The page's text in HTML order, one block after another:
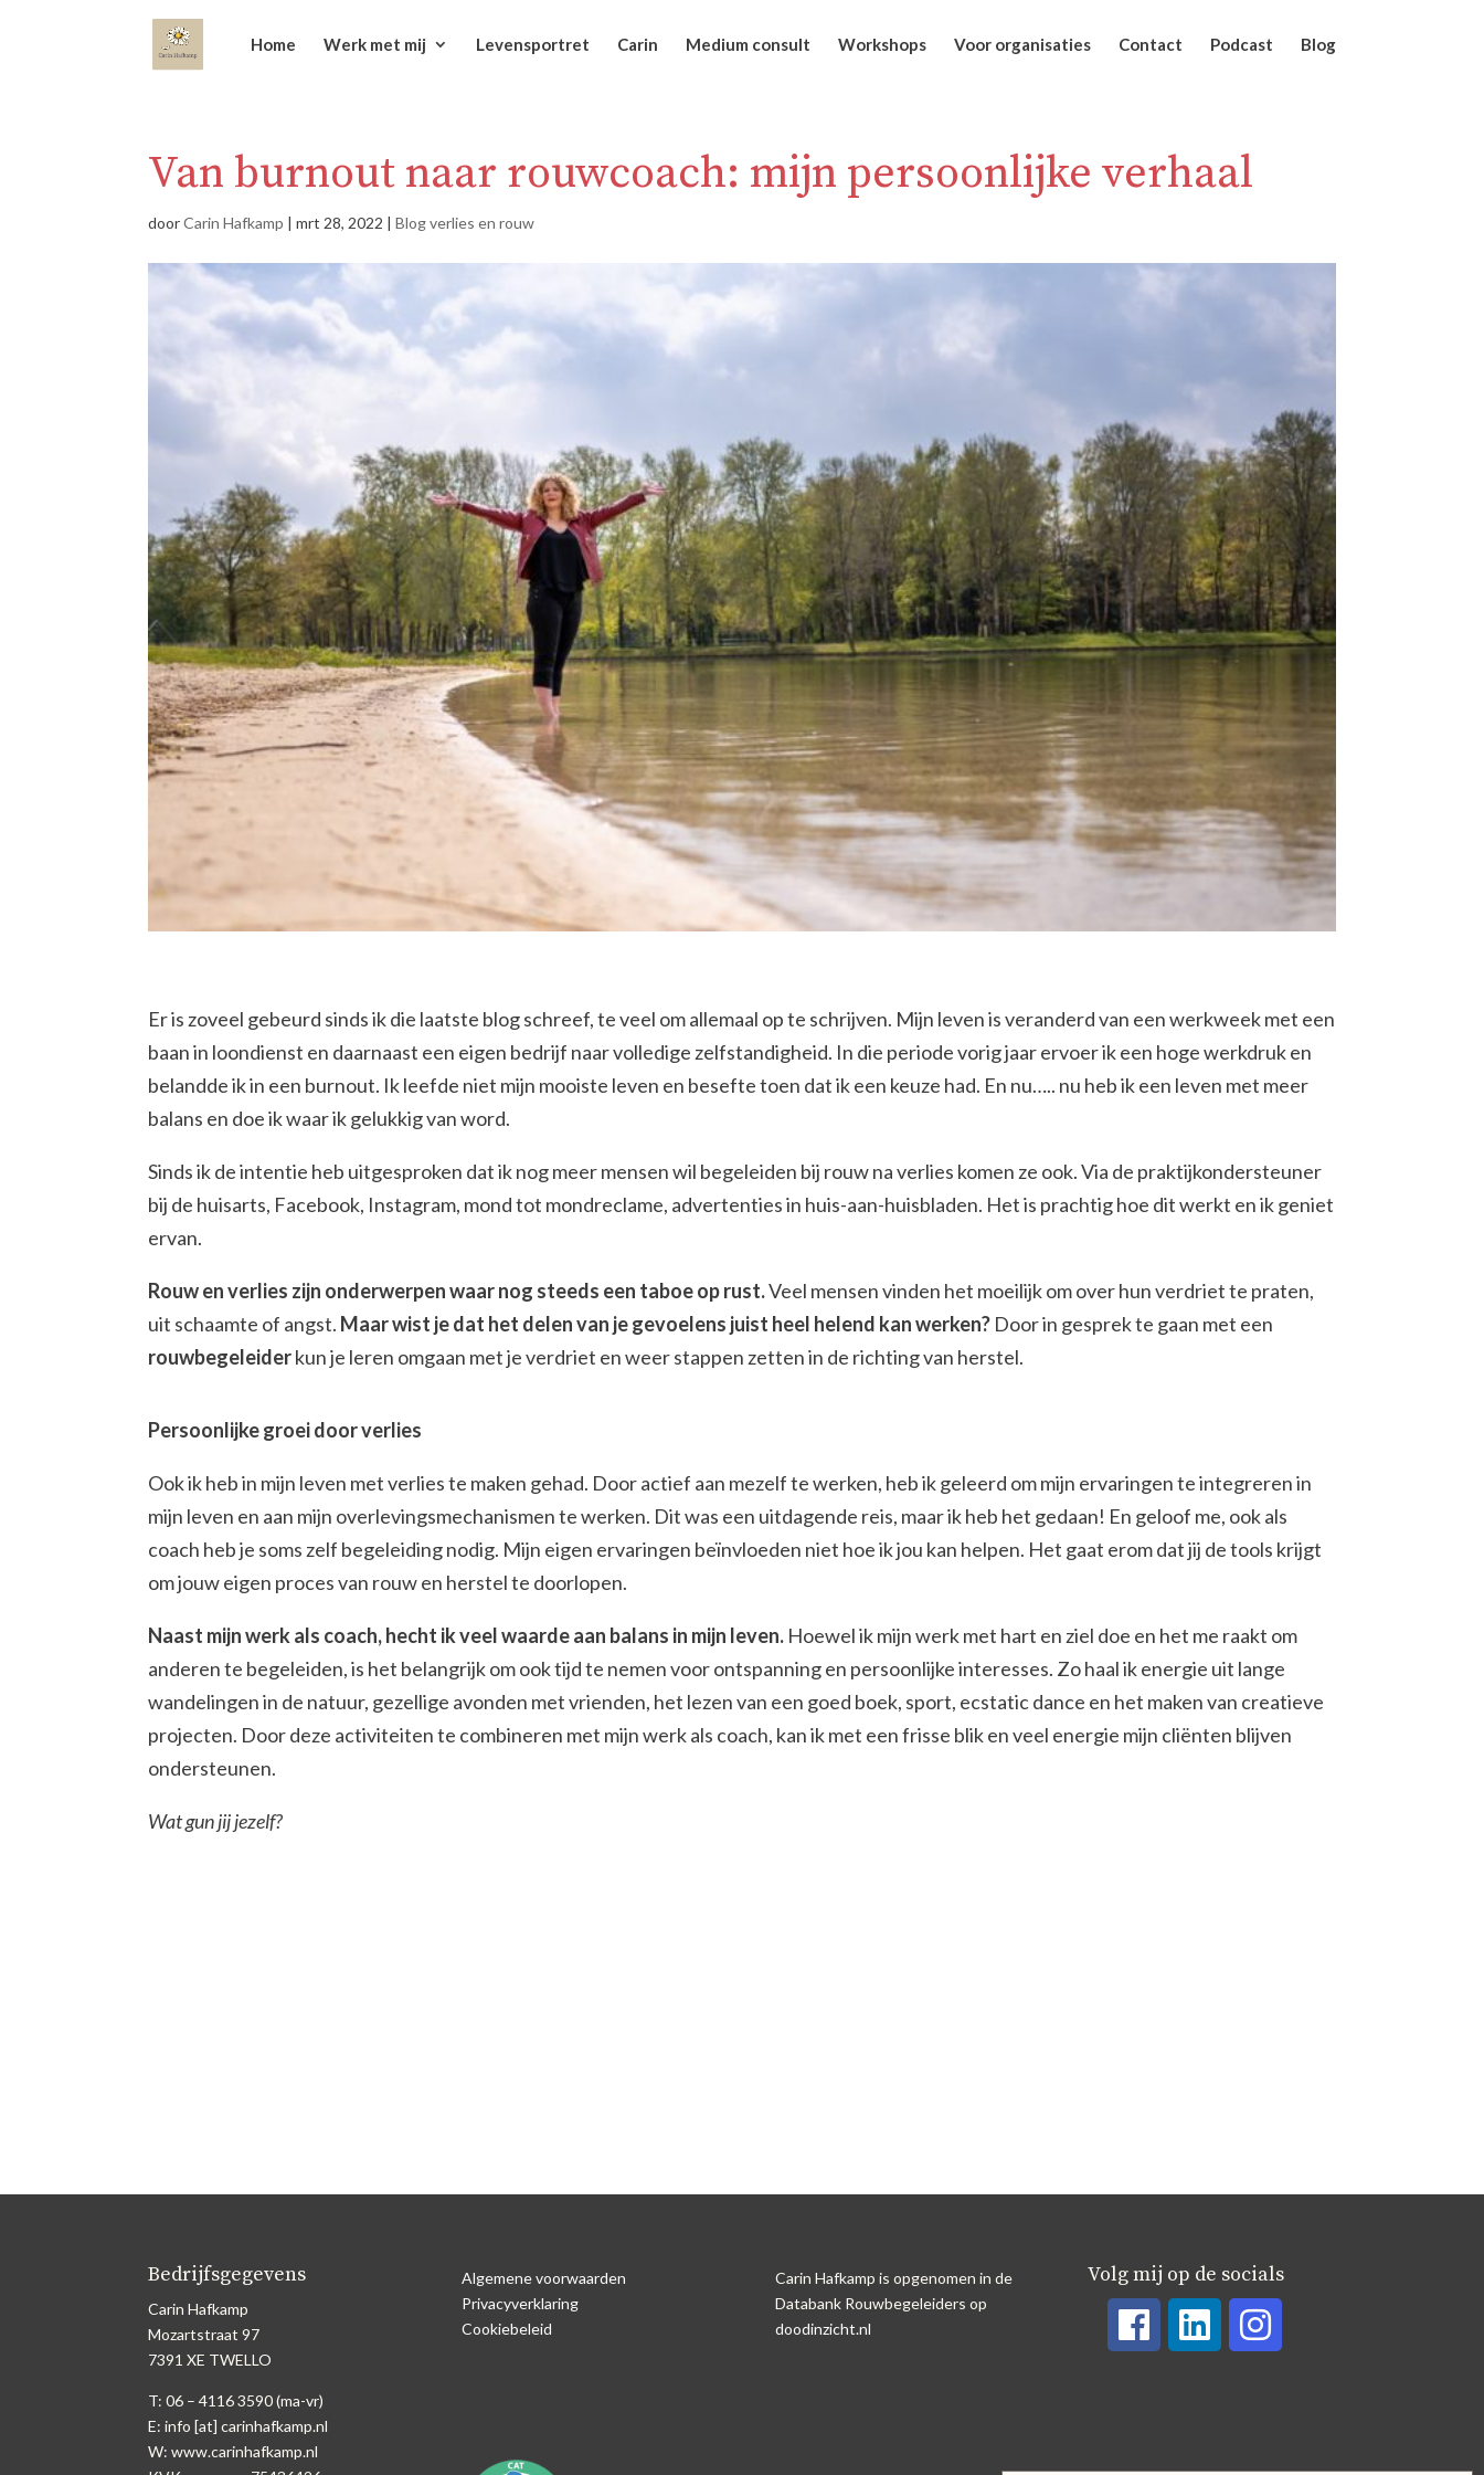
Home Werk met mij Levensportret Carin Medium consult Workshops Voor organisaties Contact Podcast Blog
Van burnout naar rouwcoach: mijn persoonlijke verhaal
doorCarin Hafkamp |mrt 28, 2022 |Blog verlies en rouw
Er is zoveel gebeurd sinds ik die laatste blog schreef, te veel om allemaal op te schrijven. Mijn leven is veranderd van een werkweek met een
baan in loondienst en daarnaast een eigen bedrijf naar volledige zelfstandigheid. In die periode vorig jaar ervoer ik een hoge werkdruk en
belandde ik in een burnout. Ik leefde niet mijn mooiste leven en besefte toen dat ik een keuze had. En nu….. nu heb ik een leven met meer
balans en doe ik waar ik gelukkig van word.
Sinds ik de intentie heb uitgesproken dat ik nog meer mensen wil begeleiden bij rouw na verlies komen ze ook. Via de praktijkondersteuner
bij de huisarts, Facebook, Instagram, mond tot mondreclame, advertenties in huis-aan-huisbladen. Het is prachtig hoe dit werkt en ik geniet
ervan.
Rouw en verlies zijn onderwerpen waar nog steeds een taboe op rust.Veel mensen vinden het moeilijk om over hun verdriet te praten,
uit schaamte of angst. Maar wist je dat het delen van je gevoelens juist heel helend kan werken? Door in gesprek te gaan met een
rouwbegeleiderkun je leren omgaan met je verdriet en weer stappen zetten in de richting van herstel.
Persoonlijke groei door verlies
Ook ik heb in mijn leven met verlies te maken gehad. Door actief aan mezelf te werken, heb ik geleerd om mijn ervaringen te integreren in
mijn leven en aan mijn overlevingsmechanismen te werken. Dit was een uitdagende reis, maar ik heb het gedaan! En geloof me, ook als
coach heb je soms zelf begeleiding nodig. Mijn eigen ervaringen beïnvloeden niet hoe ik jou kan helpen. Het gaat erom dat jij de tools krijgt
om jouw eigen proces van rouw en herstel te doorlopen.
Naast mijn werk als coach, hecht ik veel waarde aan balans in mijn leven. Hoewel ik mijn werk met hart en ziel doe en het me raakt om
anderen te begeleiden, is het belangrijk om ook tijd te nemen voor ontspanning en persoonlijke interesses. Zo haal ik energie uit lange
wandelingen in de natuur, gezellige avonden met vrienden, het lezen van een goed boek, sport, ecstatic dance en het maken van creatieve
projecten. Door deze activiteiten te combineren met mijn werk als coach, kan ik met een frisse blik en veel energie mijn cliënten blijven
ondersteunen.
Wat gun jij jezelf?
Bedrijfsgegevens
Carin Hafkamp
Mozartstraat 97
7391 XE TWELLO
T: 06 – 4116 3590 (ma-vr)
E: info [at] carinhafkamp.nl
W: www.carinhafkamp.nl
Algemene voorwaarden
Privacyverklaring
Cookiebeleid
Carin Hafkamp is opgenomen in de
Databank Rouwbegeleiders op
doodinzicht.nl
Volg mij op de socials